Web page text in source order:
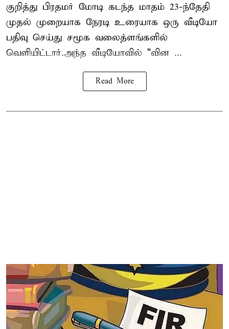
குறித்து பிரதமர் மோடி கடந்த மாதம் 23-ந்தேதி
முதல் முறையாக நேரடி உரையாக ஒரு வீடியோ
பதிவு செய்து சமூக வலைத்ளங்களில்
வெளியிட்டார்.அந்த வீடியோவில் "வின ...
Read More